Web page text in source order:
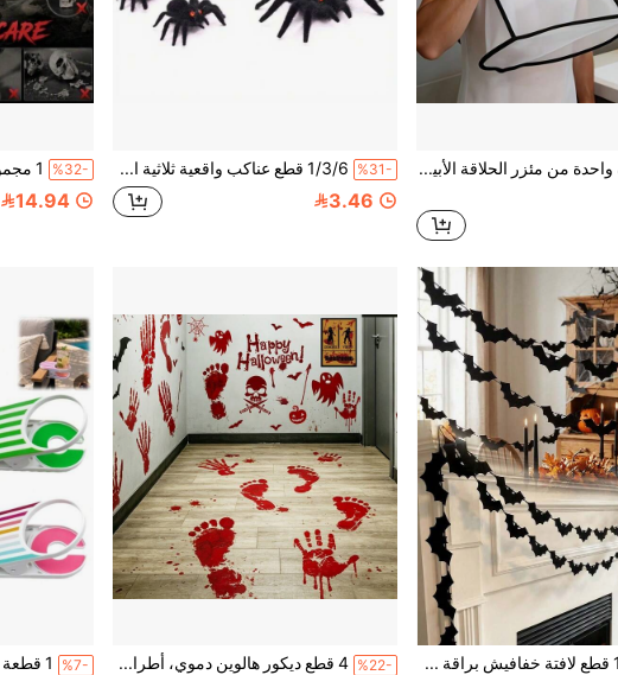
قطعة واحدة من مئزر الحلاقة الأبيض، مئزر حلاقة سهل التنظيف للاستخدام المنزلي، قماش حلاقة قابل للطي، هدية عيد الأب
%31- 1/3/6 قطع عناكب واقعية ثلاثية الأبعاد من الفرو - ديكور مخيف مرعب من البلاستيك/القماش المخملي، مع أرجل سوداء وعيون حمراء، عناكب معلقة واقعية، مناسبة للاستخدام الداخلي/الخارجي في عيد الهالوين، بيت الرعب، حفلة شبكة العنكبوت (والبالغين)، هيكل عظمي، ديكورات عيد الهالوين، هيكل عظمي عيد الهالوين، ديكورات عيد الهالوين المتحركة، ديكور عيد الهالوين، عيد الهالوين المصغر، ديكورات عيد الهالوين التي تضيء في الظلام، هيكل عظمي، ديكورات هيكل عظمي عيد الهالوين، هدايا حفلة عيد الهالوين، ديكور عيد الهالوين، هيكل عظمي عيد الهالوين، ديكورات عيد الهالوين الكبيرة، هيكل عظمي عيد الهالوين
3.46
%32-
14.94
1/3/7 قطع لافتة خفافيش براقة سوداء، زينة خفافيش مخيفة لعيد الهالوين، مناسبة لمنزل مسكون، رف المدفأة، ديكور حفلة داخلية منزلية %22- 4 قطع ديكور هالوين دموي، أطراف مقطوعة، طباعات أيدي وأقدام دموية، ملصقات نوافذ، ملصقات جدران، ملصقات سيارات، ملصقات حمام لديكور مشهد زجاج الخزانة للعطلات %7-